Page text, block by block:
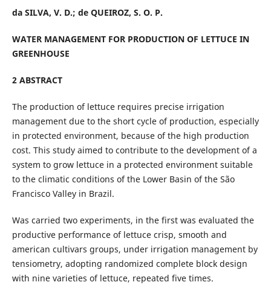
da SILVA, V. D.; de QUEIROZ, S. O. P.
WATERMANAGEMENT FOR PRODUCTION OF LETTUCE IN
GREENHOUSE
2 ABSTRACT
The production of lettuce requires precise irrigation
management due to the short cycle of production, especially
in protected environment, because of the high production
cost. This study aimed to contribute to the development of a
system to grow lettuce in a protected environment suitable
to the climatic conditions of the Lower Basin of the São
Francisco Valley in Brazil.
Was carried two experiments, in the first was evaluated the
productive performance of lettuce crisp, smooth and
american cultivars groups, under irrigation management by
tensiometry, adopting randomized complete block design
with nine varieties of lettuce, repeated five times.